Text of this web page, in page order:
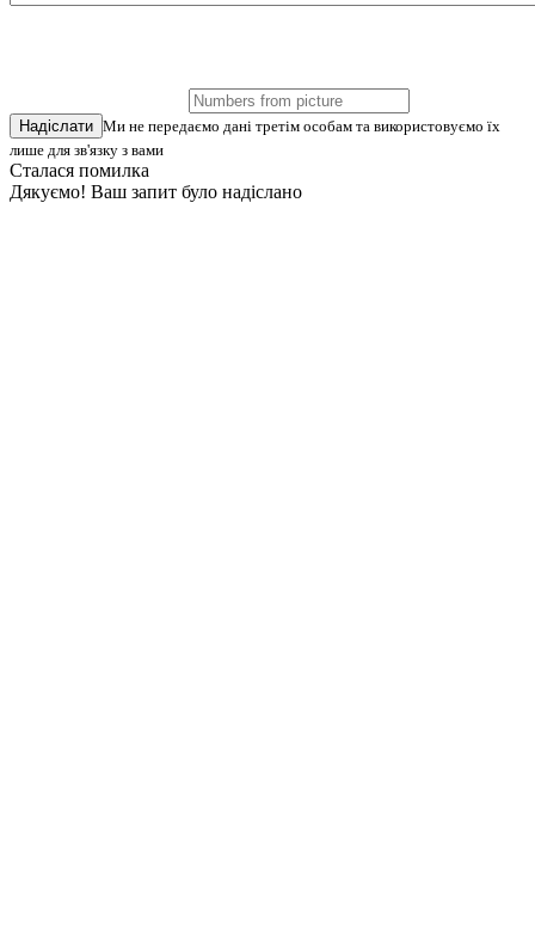
Надіслати Ми не передаємо дані третім особам та використовуємо їх
лише для зв'язку з вами
Сталася помилка
Дякуємо! Ваш запит було надіслано